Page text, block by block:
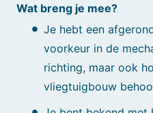
Wat breng je mee?
Je hebt een
voorkeur in de
richting, maar ook
vliegtuigbouw